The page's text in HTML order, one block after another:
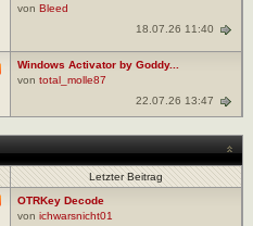
von Bleed
18.07.26 11:40
Windows Activator by Goddy...
von total_molle87
22.07.26 13:47
Letzter Beitrag
OTRKey Decode
von ichwarsnicht01